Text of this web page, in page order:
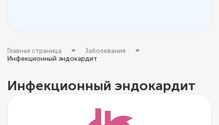
Главная страница
Заболевания
Инфекционный эндокардит
Инфекционный эндокардит